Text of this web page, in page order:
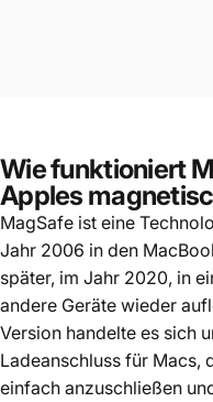
Wie funktioniert
Apples
MagSafe ist eine
Jahr 2006 in den
später, im Jahr 2020, in
andere Geräte wieder
Version handelte es sich
Ladeanschluss für Macs,
einfach anzuschließen